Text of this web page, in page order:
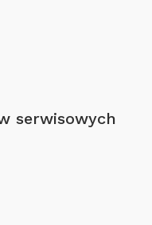
serwisowych